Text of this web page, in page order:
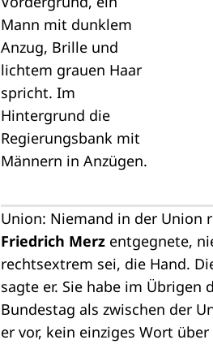
Union: Niemand in der Union
Friedrich Merz entgegnete,
rechtsextrem sei, die Hand.
sagte er. Sie habe im Übrigen
Bundestag als zwischen der
er vor, kein einziges Wort